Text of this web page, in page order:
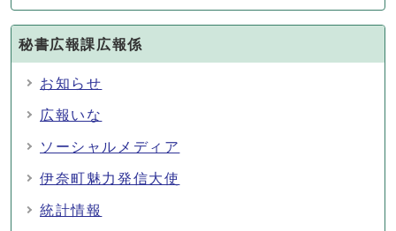
秘書広報課広報係
お知らせ
広報いな
ソーシャルメディア
伊奈町魅力発信大使
統計情報